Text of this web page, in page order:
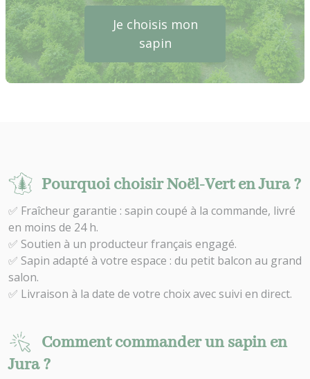
Je choisis mon
sapin
Pourquoi choisir Noël-Vert en Jura ?
✅ Fraîcheur garantie : sapin coupé à la commande, livré
en moins de 24 h.
✅ Soutien à un producteur français engagé.
✅ Sapin adapté à votre espace : du petit balcon au grand
salon.
✅ Livraison à la date de votre choix avec suivi en direct.
Comment commander un sapin en
Jura ?